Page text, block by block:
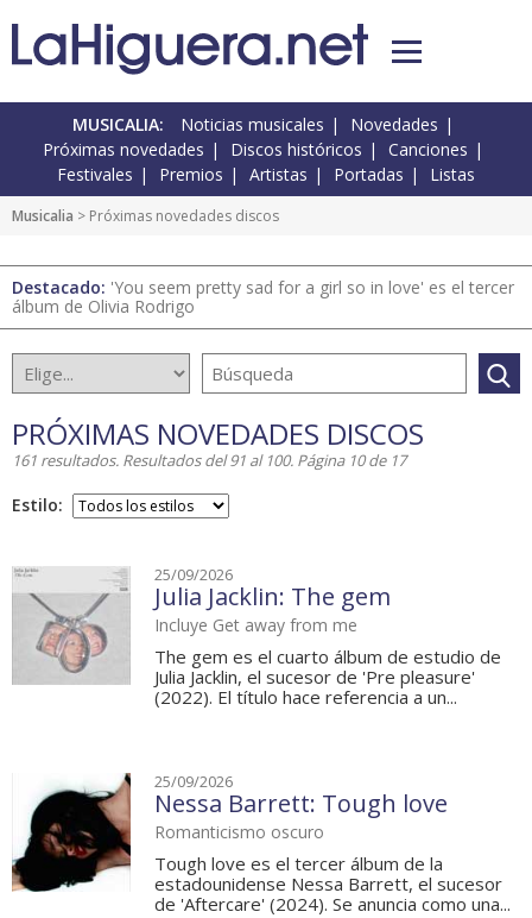
MUSICALIA: Noticias musicales
Novedades
Próximas novedades
Discos históricos
Canciones
Festivales
Premios Artistas Portadas Listas
Musicalia > Próximas novedades discos
Destacado: 'You seem pretty sad for a girl so in love' es el tercer
álbum de Olivia Rodrigo
PRÓXIMAS NOVEDADES DISCOS
161 resultados. Resultados del 91 al 100. Página 10 de 17
Estilo:
25/09/2026
Julia Jacklin: The gem
Incluye Get away from me
The gem es el cuarto álbum de estudio de
Julia Jacklin, el sucesor de 'Pre pleasure'
(2022). El título hace referencia a un...
25/09/2026
Nessa Barrett: Tough love
Romanticismo oscuro
Tough love es el tercer álbum de la
estadounidense Nessa Barrett, el sucesor
de 'Aftercare' (2024). Se anuncia como una...